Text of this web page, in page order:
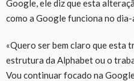
Google, ele diz que esta
como a Google funciona no
«Quero ser bem claro que esta
estrutura da Alphabet ou o
Vou continuar focado na